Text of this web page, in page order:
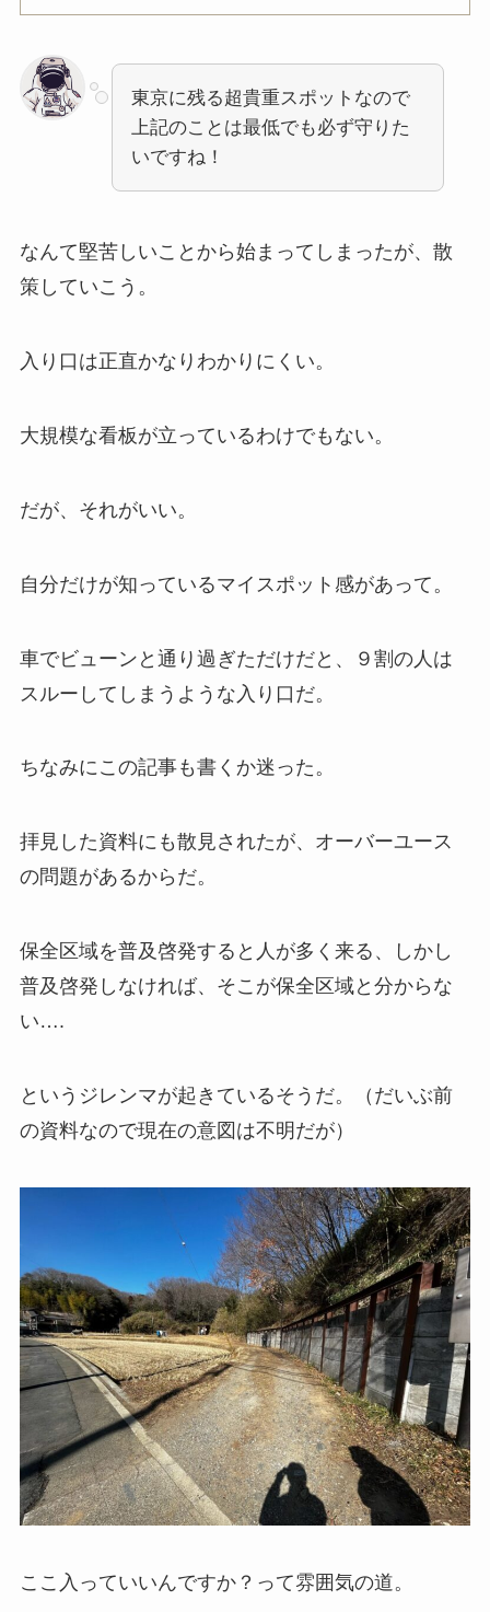
東京に残る超貴重スポットなので
上記のことは最低でも必ず守りた
いですね！
なんて堅苦しいことから始まってしまったが、散
策していこう。
入り口は正直かなりわかりにくい。
大規模な看板が立っているわけでもない。
だが、それがいい。
自分だけが知っているマイスポット感があって。
車でビューンと通り過ぎただけだと、９割の人は
スルーしてしまうような入り口だ。
ちなみにこの記事も書くか迷った。
拝見した資料にも散見されたが、オーバーユース
の問題があるからだ。
保全区域を普及啓発すると人が多く来る、しかし
普及啓発しなければ、そこが保全区域と分からな
い….
というジレンマが起きているそうだ。（だいぶ前
の資料なので現在の意図は不明だが）
ここ入っていいんですか？って雰囲気の道。